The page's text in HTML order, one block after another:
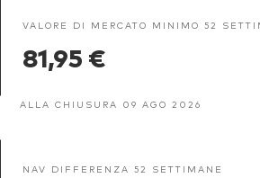
VALORE DI MERCATO MINIMO 52
81,95 €
ALLA CHIUSURA 09 AGO 2026
NAV DIFFERENZA 52 SETTIMANE